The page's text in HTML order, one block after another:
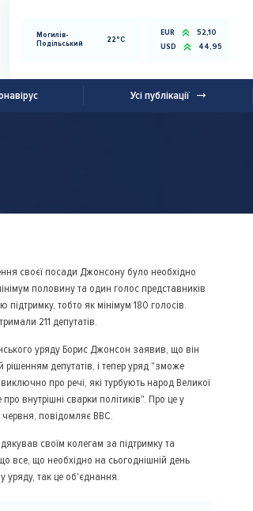
Могилів-
Подільський
22°C
EUR
52,10
USD
44,95
Усі публікації
своєї посади Джонсону було необхідно
половину та один голос представників
підтримку, тобто як мінімум 180 голосів.
211 депутатів.
уряду Борис Джонсон заявив, що він
депутатів, і тепер уряд "зможе
про речі, які турбують народ Великої
про внутрішні сварки політиків". Про це у
повідомляє BBC.
своїм колегам за підтримку та
все, що необхідно на сьогоднішній день
уряду, так це об'єднання.